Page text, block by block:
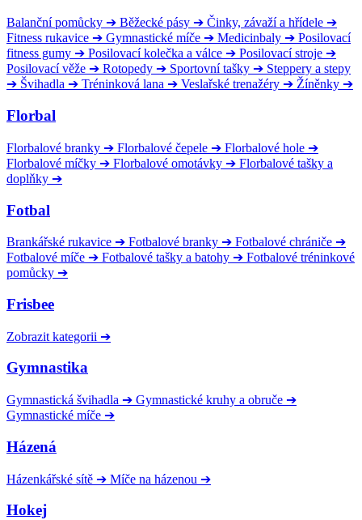
Balanční pomůcky ➔ Běžecké pásy ➔ Činky, závaží a hřídele ➔
Fitness rukavice ➔ Gymnastické míče ➔ Medicinbaly ➔ Posilovací
fitness gumy ➔ Posilovací kolečka a válce ➔ Posilovací stroje ➔
Posilovací věže ➔ Rotopedy ➔ Sportovní tašky ➔ Steppery a stepy
➔ Švihadla ➔ Tréninková lana ➔ Veslařské trenažéry ➔ Žíněnky ➔
Florbal
Florbalové branky ➔ Florbalové čepele ➔ Florbalové hole ➔
Florbalové míčky ➔ Florbalové omotávky ➔ Florbalové tašky a
doplňky ➔
Fotbal
Brankářské rukavice ➔ Fotbalové branky ➔ Fotbalové chrániče ➔
Fotbalové míče ➔ Fotbalové tašky a batohy ➔ Fotbalové tréninkové
pomůcky ➔
Frisbee
Zobrazit kategorii ➔
Gymnastika
Gymnastická švihadla ➔ Gymnastické kruhy a obruče ➔
Gymnastické míče ➔
Házená
Házenkářské sítě ➔ Míče na házenou ➔
Hokej